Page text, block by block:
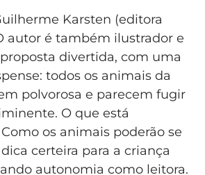
Karsten (editora
autor é também ilustrador e
divertida, com uma
todos os animais da
polvorosa e parecem fugir
O que está
os animais poderão se
certeira para a criança
autonomia como leitora.